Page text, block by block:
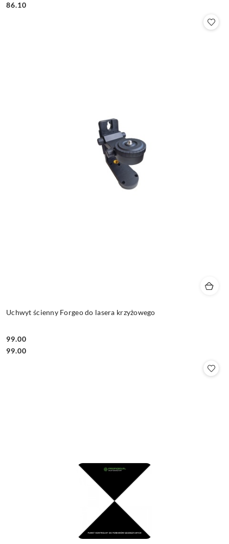
Cena:
86.10
Uchwyt ścienny Forgeo do lasera krzyżowego
Cena:
99.00
Cena:
99.00